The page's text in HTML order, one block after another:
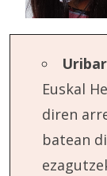
Euskal
diren
batean